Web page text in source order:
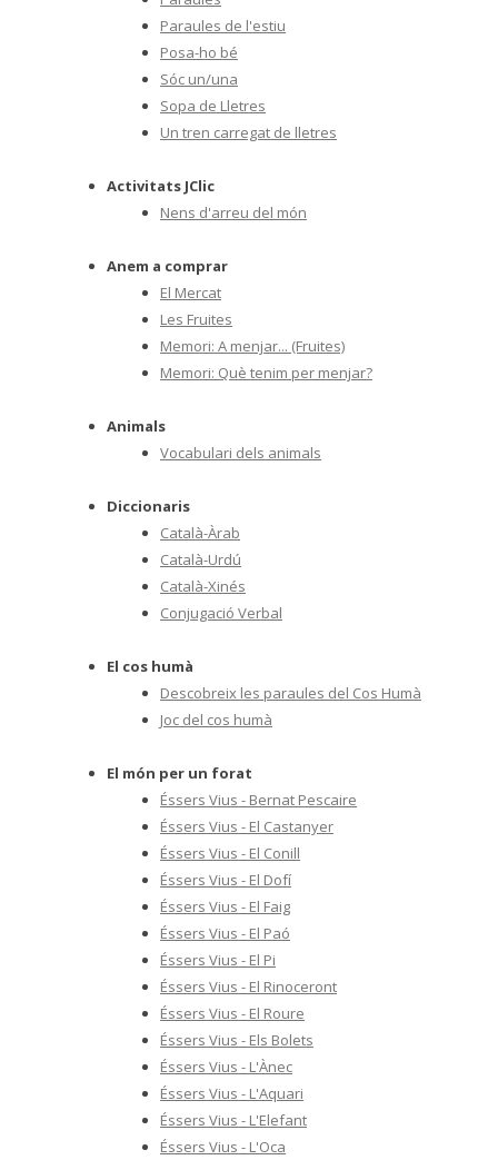
Paraules de l'estiu
Posa-ho bé
Sóc un/una
Sopa de Lletres
Un tren carregat de lletres
Activitats JClic
Nens d'arreu del món
Anem a comprar
El Mercat
Les Fruites
Memori: A menjar... (Fruites)
Memori: Què tenim per menjar?
Animals
Vocabulari dels animals
Diccionaris
Català-Àrab
Català-Urdú
Català-Xinés
Conjugació Verbal
El cos humà
Descobreix les paraules del Cos Humà
Joc del cos humà
El món per un forat
Éssers Vius - Bernat Pescaire
Éssers Vius - El Castanyer
Éssers Vius - El Conill
Éssers Vius - El Dofí
Éssers Vius - El Faig
Éssers Vius - El Paó
Éssers Vius - El Pi
Éssers Vius - El Rinoceront
Éssers Vius - El Roure
Éssers Vius - Els Bolets
Éssers Vius - L'Ànec
Éssers Vius - L'Aquari
Éssers Vius - L'Elefant
Éssers Vius - L'Oca